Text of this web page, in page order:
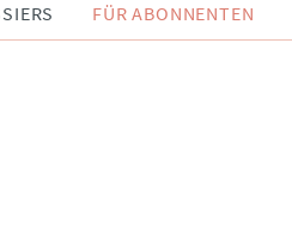
FÜR ABONNENTEN